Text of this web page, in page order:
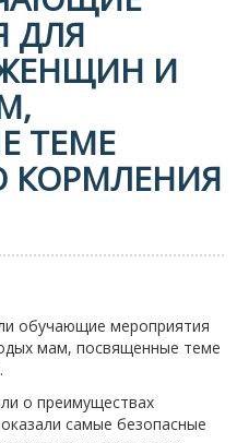
ДЛЯ
И
ТЕМЕ
КОРМЛЕНИЯ
обучающие мероприятия
мам, посвященные теме
о преимуществах
самые безопасные